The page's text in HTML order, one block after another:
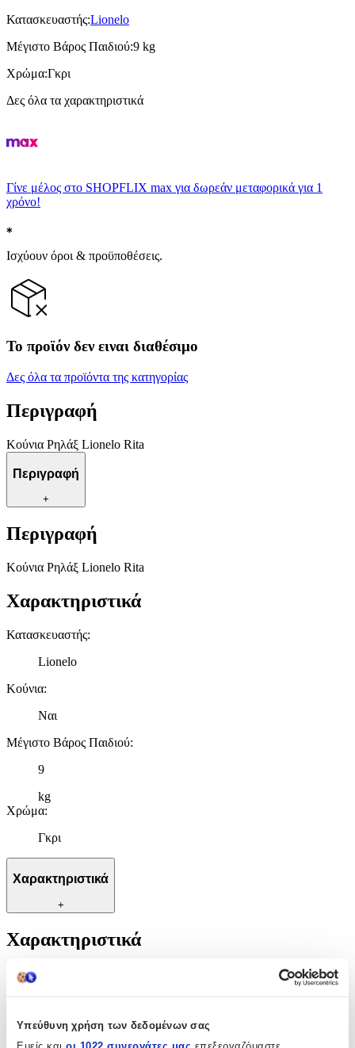
Υπεύθυνη χρήση των δεδομένων σας
Κατασκευαστής:Lionelo
Μέγιστο Βάρος Παιδιού:9 kg
Χρώμα:Γκρι
Δες όλα τα χαρακτηριστικά
Γίνε μέλος στο SHOPFLIX max για δωρεάν μεταφορικά για 1
χρόνο!
Ισχύουν όροι & προϋποθέσεις.
Το προϊόν δεν ειναι διαθέσιμο
Δες όλα τα προϊόντα της κατηγορίας
Περιγραφή
Κούνια Ρηλάξ Lionelo Rita
Περιγραφή
+
Περιγραφή
Κούνια Ρηλάξ Lionelo Rita
Χαρακτηριστικά
Κατασκευαστής:
Lionelo
Κούνια:
Ναι
Μέγιστο Βάρος Παιδιού:
9
kg
Χρώμα:
Γκρι
Χαρακτηριστικά
+
Χαρακτηριστικά
Κατασκευαστής
Lionelo
Κούνια: